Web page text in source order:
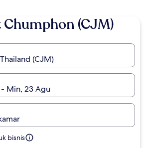
(CJM)
(CJM)
Min, 23 Agu
bisnis